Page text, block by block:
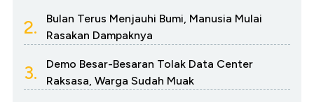
2.
Bulan Terus Menjauhi Bumi, Manusia Mulai
Rasakan Dampaknya
3.
Demo Besar-Besaran Tolak Data Center
Raksasa, Warga Sudah Muak